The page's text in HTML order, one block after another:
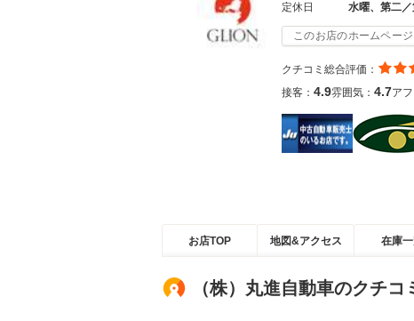
定休日
水曜、第二
このお店のホームページ
クチコミ総合評価：
接客： 4.9雰囲気： 4.7アフ
お店TOP 地図&アクセス 在庫
（株）丸進自動車のクチコ